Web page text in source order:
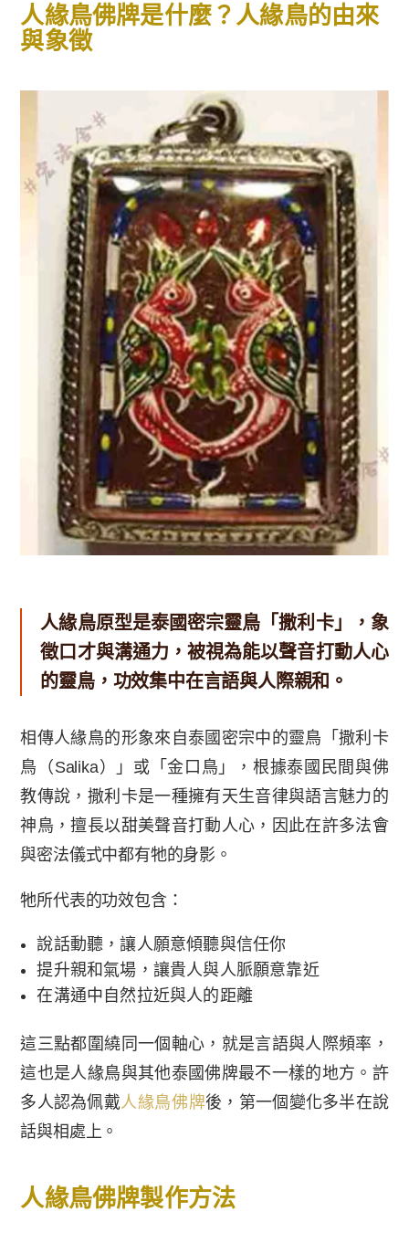
人緣鳥佛牌是什麼？人緣鳥的由來
與象徵
人緣鳥原型是泰國密宗靈鳥「撒利卡」，象
徵口才與溝通力，被視為能以聲音打動人心
的靈鳥，功效集中在言語與人際親和。
相傳人緣鳥的形象來自泰國密宗中的靈鳥「撒利卡
鳥（Salika）」或「金口鳥」，根據泰國民間與佛
教傳說，撒利卡是一種擁有天生音律與語言魅力的
神鳥，擅長以甜美聲音打動人心，因此在許多法會
與密法儀式中都有牠的身影。
牠所代表的功效包含：
說話動聽，讓人願意傾聽與信任你
提升親和氣場，讓貴人與人脈願意靠近
在溝通中自然拉近與人的距離
這三點都圍繞同一個軸心，就是言語與人際頻率，
這也是人緣鳥與其他泰國佛牌最不一樣的地方。許
多人認為佩戴人緣鳥佛牌後，第一個變化多半在說
話與相處上。
人緣鳥佛牌製作方法